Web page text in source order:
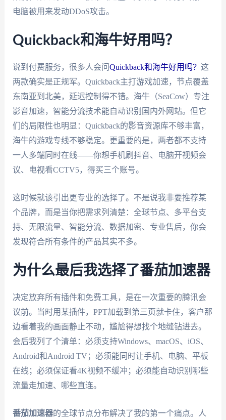
电脑被用来发动DDoS攻击。
Quickback和海牛好用吗？
说到付费服务，很多人会问 Quickback和海牛好用吗？ 这
两款确实是正规军。Quickback主打游戏加速，节点覆盖
东南亚到北美，延迟控制得不错。海牛（SeaCow）专注
影音加速，智能分流技术能自动识别国内外网站。但它
们的局限性也明显：Quickback的影音资源库不够丰富，
海牛的游戏专线不够稳定。更重要的是，两者都不支持
一人多端同时在线——你想手机刷抖音、电脑开视频会
议、电视看CCTV5，得买三个账号。
这时候就该引出更专业的选择了。不是说我非要推荐某
个品牌，而是当你把需求列清楚：全球节点、多平台支
持、无限流量、智能分流、数据加密、专业售后，你会
发现符合所有条件的产品其实不多。
为什么最后我选择了番茄加速器
决定放弃所有插件和免费工具，是在一次重要的腾讯会
议前。当时用某插件，PPT加载到第三页就卡住，客户那
边看着我的画面静止不动，尴尬得想找个地缝钻进去。
会后我列了个清单：必须支持Windows、macOS、iOS、
Android和Android TV；必须能同时让手机、电脑、平板
在线；必须保证看4K视频不缓冲；必须能自动识别哪些
流量走加速、哪些直连。
番茄加速器的全球节点分布解决了我的第一个痛点。人